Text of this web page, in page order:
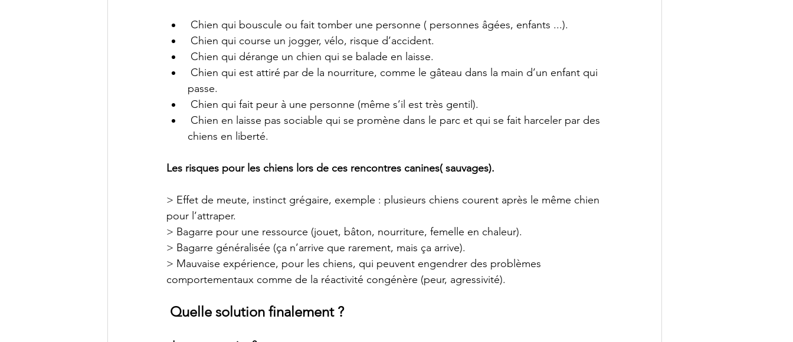
Chien qui bouscule ou fait tomber une personne ( personnes âgées, enfants ...).
Chien qui course un jogger, vélo, risque d’accident.
Chien qui dérange un chien qui se balade en laisse.
Chien qui est attiré par de la nourriture, comme le gâteau dans la main d’un enfant qui
passe.
Chien qui fait peur à une personne (même s’il est très gentil).
Chien en laisse pas sociable qui se promène dans le parc et qui se fait harceler par des
chiens en liberté.
Les risques pour les chiens lors de ces rencontres canines( sauvages).
> Effet de meute, instinct grégaire, exemple : plusieurs chiens courent après le même chien
pour l’attraper.
> Bagarre pour une ressource (jouet, bâton, nourriture, femelle en chaleur).
> Bagarre généralisée (ça n’arrive que rarement, mais ça arrive).
> Mauvaise expérience, pour les chiens, qui peuvent engendrer des problèmes
comportementaux comme de la réactivité congénère (peur, agressivité).
Quelle solution finalement ?